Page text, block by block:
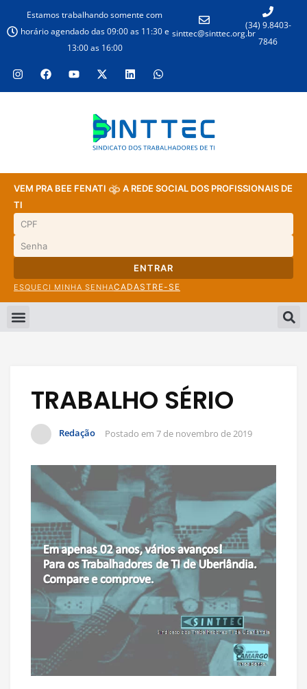
Estamos trabalhando somente com
horário agendado das 09:00 as 11:30 e
13:00 as 16:00
sinttec@sinttec.org.br
(34) 9.8403-
7846
VEM PRA BEE FENATI
A REDE SOCIAL DOS PROFISSIONAIS DE
TI
ENTRAR
ESQUECI MINHA SENHACADASTRE-SE
TRABALHO SÉRIO
Redação Postado em 7 de novembro de 2019